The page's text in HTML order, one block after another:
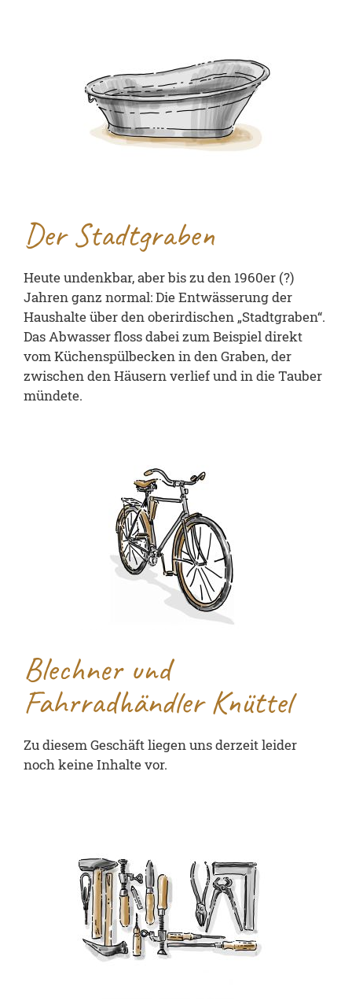
Der Stadtgraben
Heute undenkbar, aber bis zu den 1960er (?)
Jahren ganz normal: Die Entwässerung der
Haushalte über den oberirdischen „Stadtgraben“.
Das Abwasser floss dabei zum Beispiel direkt
vom Küchenspülbecken in den Graben, der
zwischen den Häusern verlief und in die Tauber
mündete.
Blechner und
Fahrradhändler Knüttel
Zu diesem Geschäft liegen uns derzeit leider
noch keine Inhalte vor.